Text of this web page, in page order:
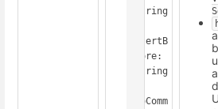
<string
insertB
efore:
<string
unoComm